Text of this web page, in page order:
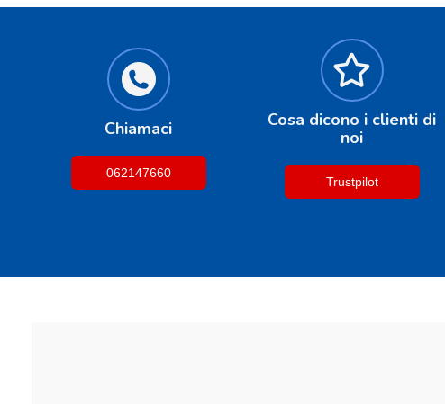
Chiamaci
062147660
Cosa dicono i clienti di
noi
Trustpilot